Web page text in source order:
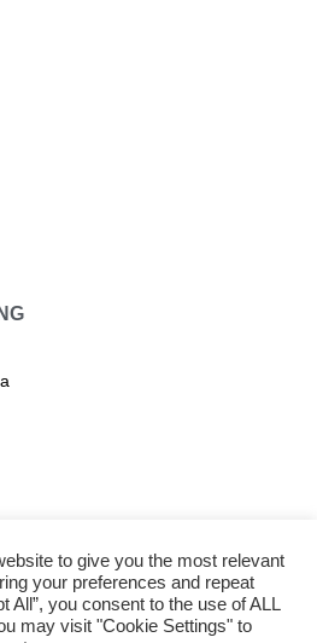
to give you the most relevant
your preferences and repeat
All”, you consent to the use of ALL
may visit "Cookie Settings" to